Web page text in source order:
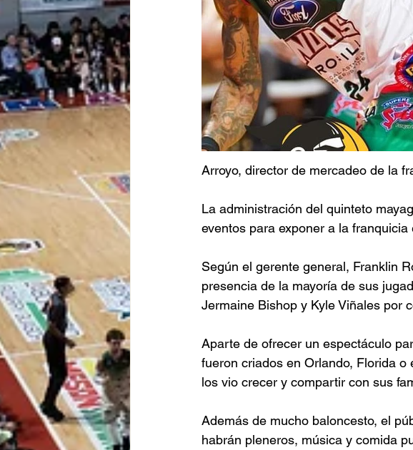
Arroyo, director de mercadeo de la
La administración del quinteto
eventos para exponer a la
Según el gerente general, Franklin
presencia de la mayoría de sus
Jermaine Bishop y Kyle Viñales por
Aparte de ofrecer un espectáculo
fueron criados en Orlando, Florida
los vio crecer y compartir con sus
Además de mucho baloncesto, el
habrán pleneros, música y comida